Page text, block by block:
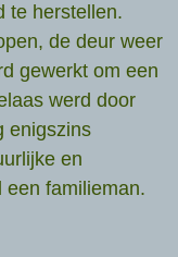
te herstellen.
de deur weer
gewerkt om een
werd door
enigszins
en
een familieman.